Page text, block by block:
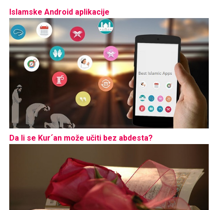
Islamske Android aplikacije
Da li se Kur´an može učiti bez abdesta?